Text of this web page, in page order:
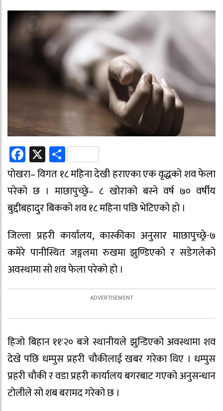
Facebook
X Share
पोखरा– विगत १८ महिना देखी हराएका एक वृद्धको शव फेला
परेको छ । माछापुच्छ्रे– ८ खोराको बस्ने वर्ष ७० वर्षीय
बुद्दीबहादुर बिकको शव १८ महिना पछि भेटिएको हो ।
जिल्ला प्रहरी कार्यालय, कास्कीका अनुसार माछापुच्छ्रे-७
कमेरे पानीस्थित जङ्गलमा रुखमा झुण्डिएको र सडेगलेको
अवस्थामा सो शव फेला परेको हो ।
हिजो बिहान ११ः२० बजे स्थानीयले झुन्डिएको अवस्थामा शव
देखे पछि धम्पुस प्रहरी चौकीलाई खबर गरेका थिए । धम्पुस
प्रहरी चौकी र वडा प्रहरी कार्यालय बगरबाट गएको अनुसन्धान
टोलीले सो शब बरामद गरेको छ ।